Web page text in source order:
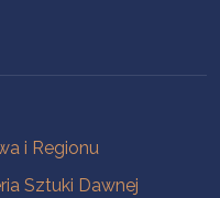
i Regionu
Sztuki Dawnej